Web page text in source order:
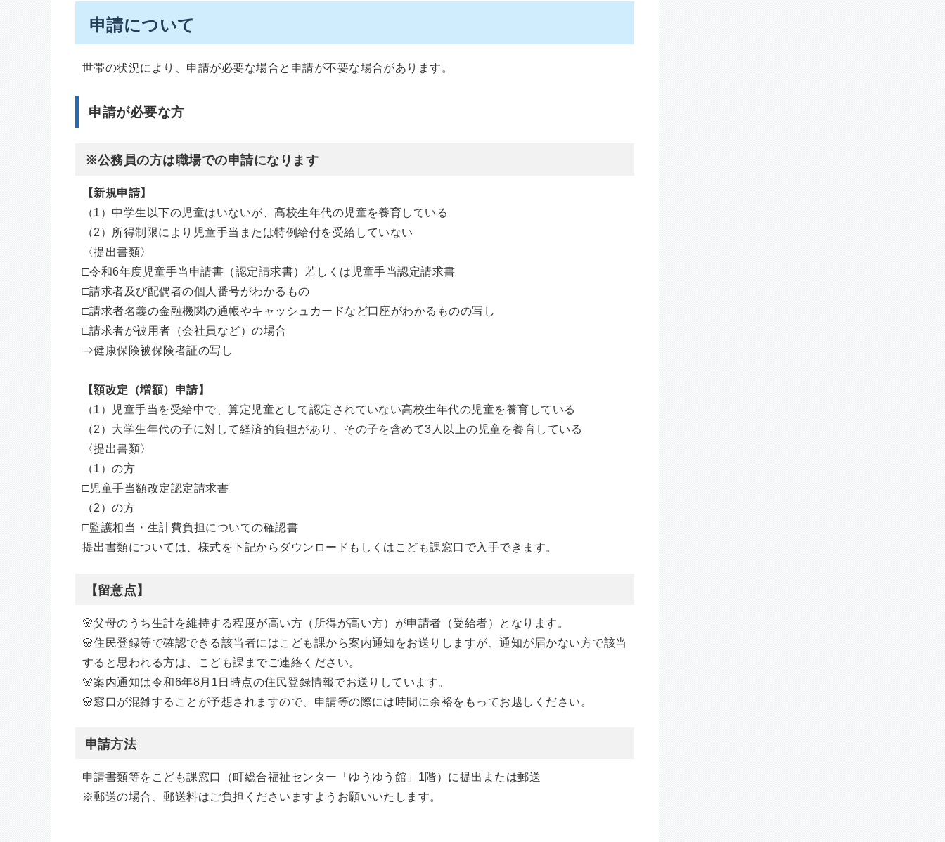
申請について
世帯の状況により、申請が必要な場合と申請が不要な場合があります。
申請が必要な方
※公務員の方は職場での申請になります
【新規申請】
（1）中学生以下の児童はいないが、高校生年代の児童を養育している
（2）所得制限により児童手当または特例給付を受給していない
〈提出書類〉
□令和6年度児童手当申請書（認定請求書）若しくは児童手当認定請求書
□請求者及び配偶者の個人番号がわかるもの
□請求者名義の金融機関の通帳やキャッシュカードなど口座がわかるものの写し
□請求者が被用者（会社員など）の場合
⇒健康保険被保険者証の写し
【額改定（増額）申請】
（1）児童手当を受給中で、算定児童として認定されていない高校生年代の児童を養育している
（2）大学生年代の子に対して経済的負担があり、その子を含めて3人以上の児童を養育している
〈提出書類〉
（1）の方
□児童手当額改定認定請求書
（2）の方
□監護相当・生計費負担についての確認書
提出書類については、様式を下記からダウンロードもしくはこども課窓口で入手できます。
【留意点】
🌸父母のうち生計を維持する程度が高い方（所得が高い方）が申請者（受給者）となります。
🌸住民登録等で確認できる該当者にはこども課から案内通知をお送りしますが、通知が届かない方で該当
すると思われる方は、こども課までご連絡ください。
🌸案内通知は令和6年8月1日時点の住民登録情報でお送りしています。
🌸窓口が混雑することが予想されますので、申請等の際には時間に余裕をもってお越しください。
申請方法
申請書類等をこども課窓口（町総合福祉センター「ゆうゆう館」1階）に提出または郵送
※郵送の場合、郵送料はご負担くださいますようお願いいたします。